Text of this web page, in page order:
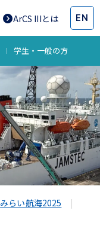
ArCS IIIとは EN
学生・一般の方
みらい航海2025